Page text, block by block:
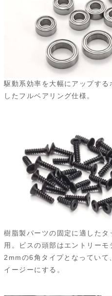
駆動系効率を大幅にアップす
したフルベアリング仕様。
樹脂製パーツの固定に適したタ
用。ビスの頭部はエントリーモ
2mmの6角タイプとなっていて
イージーにする。